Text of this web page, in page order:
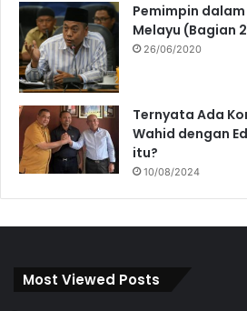
Pemimpin
Melayu (Bagian
26/06/2020
Ternyata Ada
Wahid dengan
itu?
10/08/2024
Most Viewed Posts